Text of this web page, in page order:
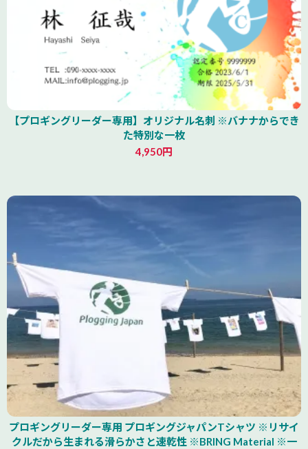
【プロギングリーダー専用】オリジナル名刺 ※バナナからでき
た特別な一枚
4,950円
プロギングリーダー専用 プロギングジャパンTシャツ ※リサイ
クルだから生まれる滑らかさと速乾性 ※BRING Material ※一